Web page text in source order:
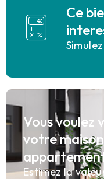
Ce
Vous voulez
votre
Estimez la